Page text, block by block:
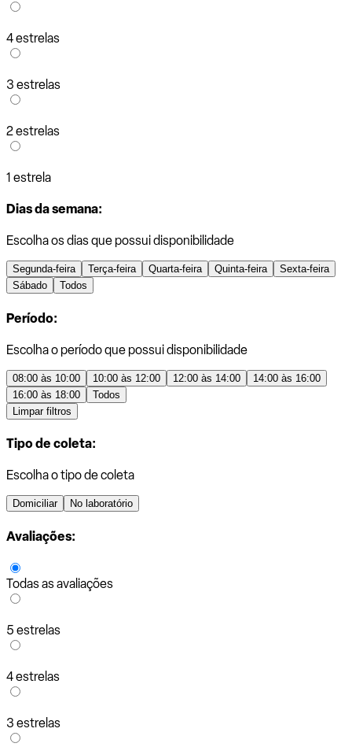
4 estrelas
3 estrelas
2 estrelas
1 estrela
Dias da semana:
Escolha os dias que possui disponibilidade
Segunda-feira Terça-feira Quarta-feira Quinta-feira
Sexta-feira
Sábado
Todos
Período:
Escolha o período que possui disponibilidade
08:00 às 10:00 10:00 às 12:00 12:00 às 14:00
14:00 às 16:00
16:00 às 18:00
Todos
Limpar filtros
Tipo de coleta:
Escolha o tipo de coleta
Domiciliar No laboratório
Avaliações:
Todas as avaliações
5 estrelas
4 estrelas
3 estrelas